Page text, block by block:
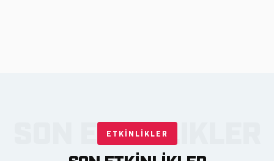
SON ETKINLIKLER
ETKINLIKLER